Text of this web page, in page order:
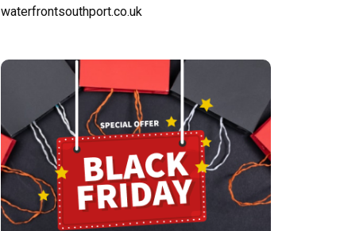
waterfrontsouthport.co.uk